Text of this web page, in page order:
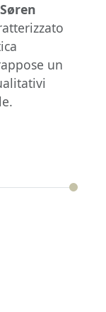
Søren
un